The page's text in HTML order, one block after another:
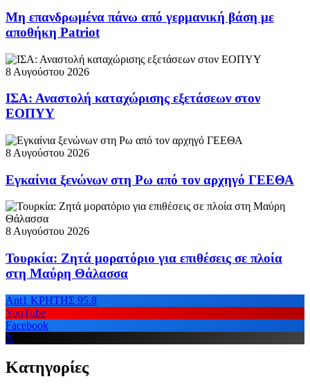
Μη επανδρωμένα πάνω από γερμανική βάση με
αποθήκη Patriot
8 Αυγούστου 2026
ΙΣΑ: Αναστολή καταχώρισης εξετάσεων στον
ΕΟΠΥΥ
8 Αυγούστου 2026
Εγκαίνια ξενώνων στη Ρω από τον αρχηγό ΓΕΕΘΑ
8 Αυγούστου 2026
Τουρκία: Ζητά μορατόριο για επιθέσεις σε πλοία
στη Μαύρη Θάλασσα
Ant1 ΚΡΗΤΗΣ 95.8
YouTube
Facebook
X
Κατηγορίες